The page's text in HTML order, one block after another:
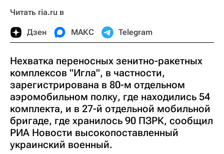
Читать ria.ru в
Дзен МАКС Telegram
Нехватка переносных зенитно-ракетных
комплексов "Игла", в частности,
зарегистрирована в 80-м отдельном
аэромобильном полку, где находились 54
комплекта, и в 27-й отдельной мобильной
бригаде, где хранилось 90 ПЗРК, сообщил
РИА Новости высокопоставленный
украинский военный.